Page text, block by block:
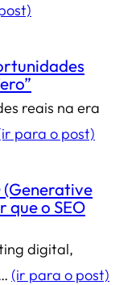
reais na era
para o post)
(Generative
que o SEO
digital,
(ir para o post)